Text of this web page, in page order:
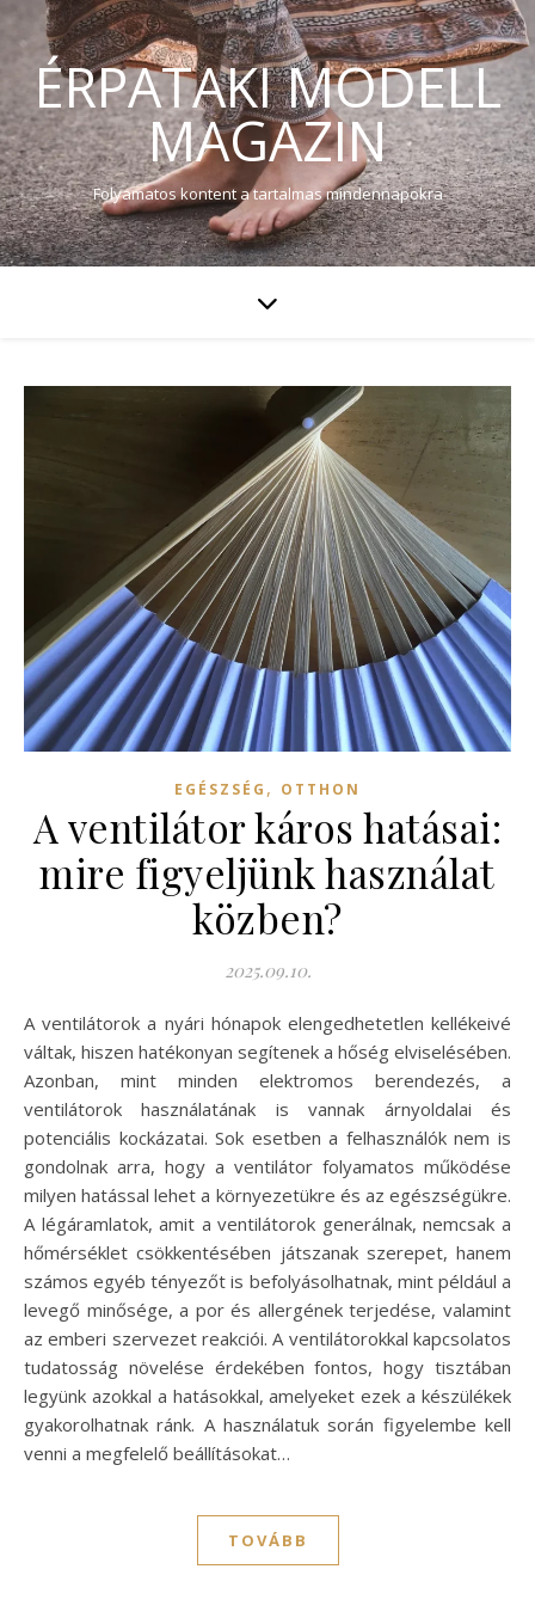
ÉRPATAKI MODELL
MAGAZIN
Folyamatos kontent a tartalmas mindennapokra
EGÉSZSÉG , OTTHON
A ventilátor káros hatásai:
mire figyeljünk használat
közben?
2025.09.10.
A ventilátorok a nyári hónapok elengedhetetlen kellékeivé
váltak, hiszen hatékonyan segítenek a hőség elviselésében.
Azonban, mint minden elektromos berendezés, a
ventilátorok használatának is vannak árnyoldalai és
potenciális kockázatai. Sok esetben a felhasználók nem is
gondolnak arra, hogy a ventilátor folyamatos működése
milyen hatással lehet a környezetükre és az egészségükre.
A légáramlatok, amit a ventilátorok generálnak, nemcsak a
hőmérséklet csökkentésében játszanak szerepet, hanem
számos egyéb tényezőt is befolyásolhatnak, mint például a
levegő minősége, a por és allergének terjedése, valamint
az emberi szervezet reakciói. A ventilátorokkal kapcsolatos
tudatosság növelése érdekében fontos, hogy tisztában
legyünk azokkal a hatásokkal, amelyeket ezek a készülékek
gyakorolhatnak ránk. A használatuk során figyelembe kell
venni a megfelelő beállításokat…
TOVÁBB